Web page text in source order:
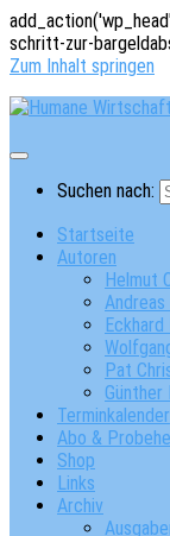
schritt-zur-
Zum Inhalt springen
Suchen nach:
Startseite
Autoren
Helmut
Andreas
Eckhard
Pat
Günther
Terminkalender
Abo &
Shop
Links
Archiv